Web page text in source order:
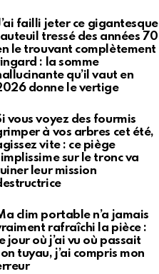
failli jeter ce gigantesque
tressé des années 70
le trouvant complètement
: la somme
qu’il vaut en
donne le vertige
vous voyez des fourmis
à vos arbres cet été,
vite : ce piège
sur le tronc va
leur mission
clim portable n’a jamais
rafraîchi la pièce :
le jour où j’ai vu où passait
tuyau, j’ai compris mon